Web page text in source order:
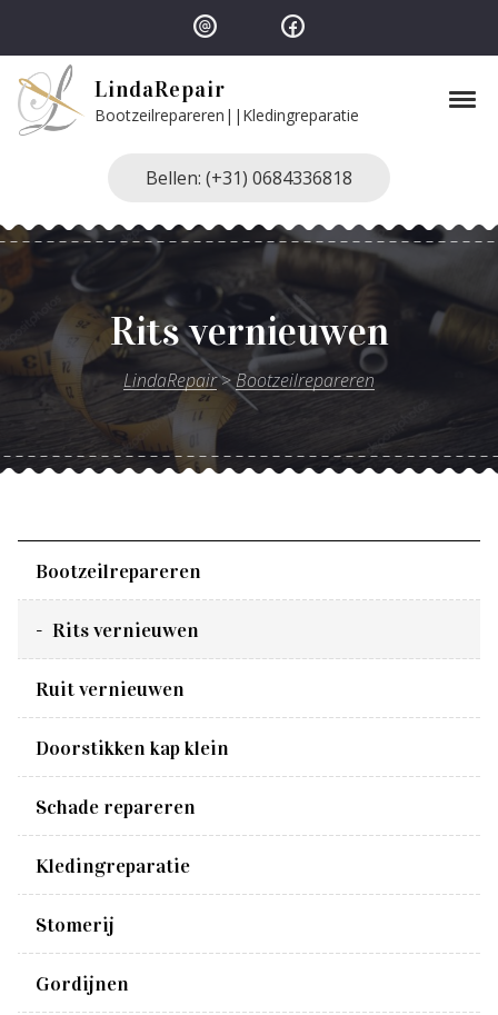
LindaRepair
Bootzeilrepareren||Kledingreparatie
Bellen: (+31) 0684336818
Rits vernieuwen
LindaRepair>Bootzeilrepareren
Bootzeilrepareren
Rits vernieuwen
Ruit vernieuwen
Doorstikken kap klein
Schade repareren
Kledingreparatie
Stomerij
Gordijnen